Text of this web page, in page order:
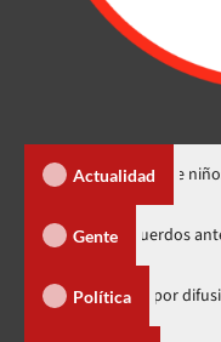
Actualidad
el interés de niños
Gente
Warner Bros. debe cerrar
Política
Media por difusión